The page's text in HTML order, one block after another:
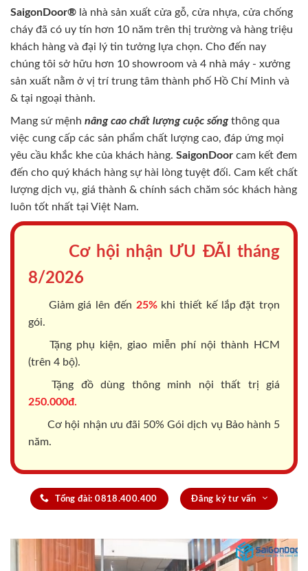
SaigonDoor® là nhà sản xuất cửa gỗ, cửa nhựa, cửa chống
cháy đã có uy tín hơn 10 năm trên thị trường và hàng triệu
khách hàng và đại lý tin tưởng lựa chọn. Cho đến nay
chúng tôi sở hữu hơn 10 showroom và 4 nhà máy - xưởng
sản xuất nằm ở vị trí trung tâm thành phố Hồ Chí Minh và
& tại ngoại thành.
Mang sứ mệnh nâng cao chất lượng cuộc sốngthông qua
việc cung cấp các sản phẩm chất lượng cao, đáp ứng mọi
yêu cầu khắc khe của khách hàng. SaigonDoor cam kết đem
đến cho quý khách hàng sự hài lòng tuyệt đối. Cam kết chất
lượng dịch vụ, giá thành & chính sách chăm sóc khách hàng
luôn tốt nhất tại Việt Nam.
Cơ hội nhận ƯU ĐÃI tháng
8/2026
Giảm giá lên đến 25%khi thiết kế lắp đặt trọn
gói.
Tặng phụ kiện, giao miễn phí nội thành HCM
(trên 4 bộ).
Tặng đồ dùng thông minh nội thất trị giá
250.000đ.
Cơ hội nhận ưu đãi 50% Gói dịch vụ Bảo hành 5
năm.
Tổng đài: 0818.400.400 Đăng ký tư vấn